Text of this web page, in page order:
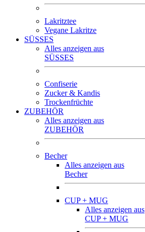
Lakritztee
Vegane Lakritze
SÜSSES
Alles anzeigen aus
SÜSSES
Confiserie
Zucker & Kandis
Trockenfrüchte
ZUBEHÖR
Alles anzeigen aus
ZUBEHÖR
Becher
Alles anzeigen aus
Becher
CUP + MUG
Alles anzeigen aus
CUP + MUG